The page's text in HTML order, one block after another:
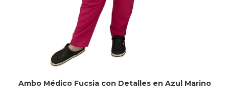
Ambo Médico Fucsia con Detalles en Azul Marino